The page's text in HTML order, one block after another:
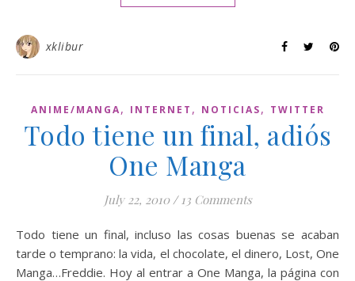
xklibur
ANIME/MANGA, INTERNET , NOTICIAS, TWITTER
Todo tiene un final, adiós
One Manga
July 22, 2010 / 13 Comments
Todo tiene un final, incluso las cosas buenas se acaban
tarde o temprano: la vida, el chocolate, el dinero, Lost, One
Manga…Freddie. Hoy al entrar a One Manga, la página con